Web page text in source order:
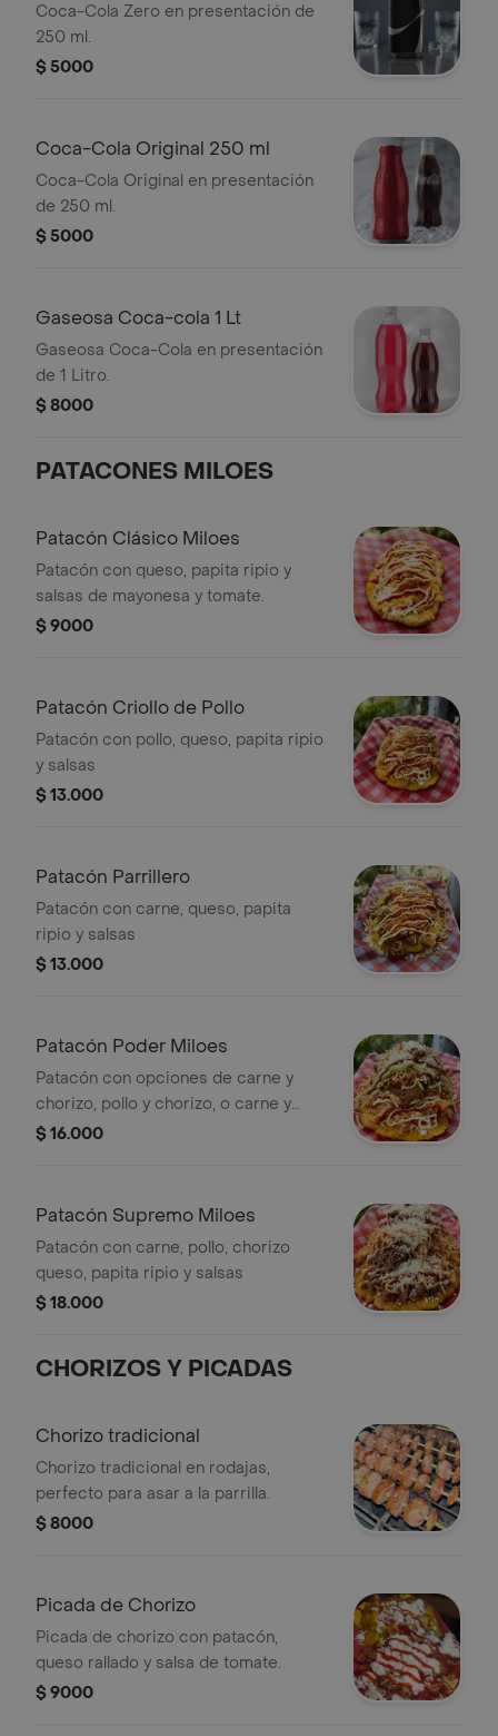
Coca-Cola Zero en presentación de
250 ml.
$ 5000
Coca-Cola Original 250 ml
Coca-Cola Original en presentación
de 250 ml.
$ 5000
Gaseosa Coca-cola 1 Lt
Gaseosa Coca-Cola en presentación
de 1 Litro.
$ 8000
PATACONES MILOES
Patacón Clásico Miloes
Patacón con queso, papita ripio y
salsas de mayonesa y tomate.
$ 9000
Patacón Criollo de Pollo
Patacón con pollo, queso, papita ripio
y salsas
$ 13.000
Patacón Parrillero
Patacón con carne, queso, papita
ripio y salsas
$ 13.000
Patacón Poder Miloes
Patacón con opciones de carne y
chorizo, pollo y chorizo, o carne y
pollo. Incluye queso, papita ripio y
$ 16.000
Patacón Supremo Miloes
Patacón con carne, pollo, chorizo
queso, papita ripio y salsas
$ 18.000
CHORIZOS Y PICADAS
Chorizo tradicional
Chorizo tradicional en rodajas,
perfecto para asar a la parrilla.
$ 8000
Picada de Chorizo
Picada de chorizo con patacón,
queso rallado y salsa de tomate.
$ 9000